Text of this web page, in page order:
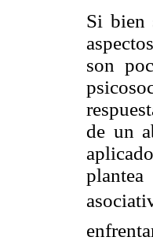
Si bien
son
de un